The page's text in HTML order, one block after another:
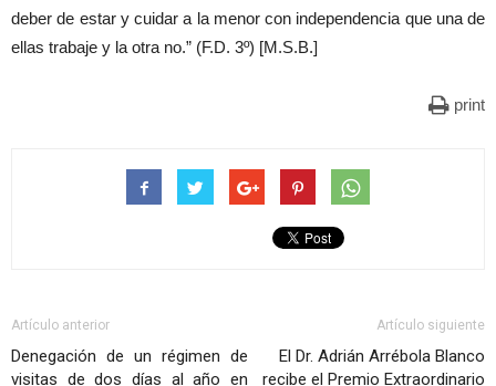
deber de estar y cuidar a la menor con independencia que una de
ellas trabaje y la otra no.” (F.D. 3º) [M.S.B.]
print
Artículo anterior
Denegación de un régimen de
visitas de dos días al año en
Artículo siguiente
El Dr. Adrián Arrébola Blanco
recibe el Premio Extraordinario